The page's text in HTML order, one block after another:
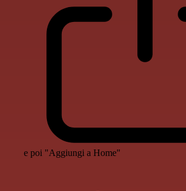
e poi "Aggiungi a Home"